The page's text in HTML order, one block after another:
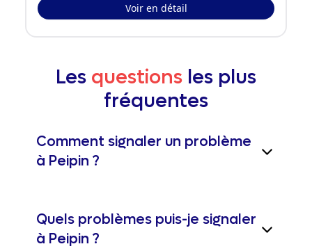
Voir en détail
Les questions les plus
fréquentes
Comment signaler un problème
à Peipin ?
Quels problèmes puis-je signaler
à Peipin ?